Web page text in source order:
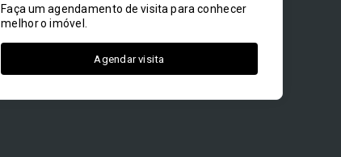
Faça um agendamento de visita para conhecer
melhor o imóvel.
Agendar visita